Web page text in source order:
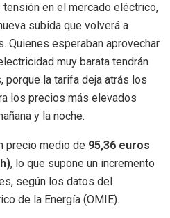
en el mercado eléctrico,
subida que volverá a
Quienes esperaban aprovechar
muy barata tendrán
porque la tarifa deja atrás los
los precios más elevados
y la noche.
precio medio de 95,36 euros
, lo que supone un incremento
según los datos del
de la Energía (OMIE).